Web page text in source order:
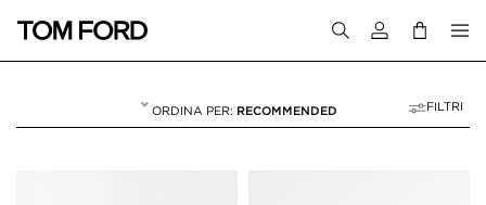
Accedi al tuo
RECOMMENDED FILTRI